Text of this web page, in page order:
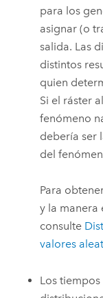
para los
asignar (o
salida. Las
distintos
quien
Si el ráster
fenómeno
debería ser
del
Para
y la manera
consulte
valores
Los